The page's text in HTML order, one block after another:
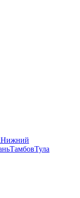
Нижний
ТамбовТула